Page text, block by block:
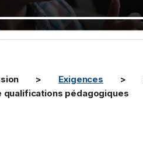
Exigences
qualifications pédagogiques